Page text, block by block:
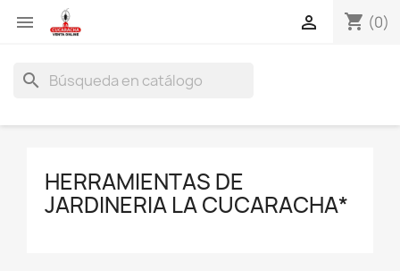
 shopping_cart (0)

search
HERRAMIENTAS DE
JARDINERIA LA CUCARACHA*